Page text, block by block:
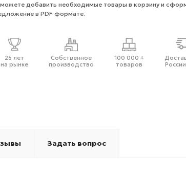
добавить необходимые товары в корзину и
в PDF формате.
25 лет
на рынке
Собственное
производство
100 000 +
товаров
Задать вопрос